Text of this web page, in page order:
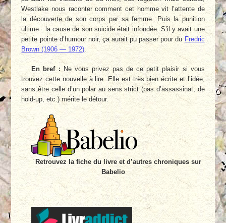
Westlake nous raconter comment cet homme vit l’attente de
la découverte de son corps par sa femme. Puis la punition
ultime : la cause de son suicide était infondée. S’il y avait une
petite pointe d’humour noir, ça aurait pu passer pour du Fredric
Brown (1906 — 1972)
En bref :Ne vous privez pas de ce petit plaisir si vous
trouvez cette nouvelle à lire. Elle est très bien écrite et l’idée,
sans être celle d’un polar au sens strict (pas d’assassinat, de
hold-up, etc.) mérite le détour.
Retrouvez la fiche du livre et d’autres chroniques sur
Babelio